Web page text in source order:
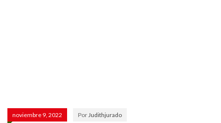
noviembre 9, 2022 Por Judithjurado